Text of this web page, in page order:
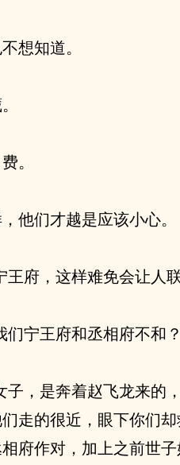
想知道。
。
他们才越是应该小心。
府，这样难免会让人
宁王府和丞相府不和
子，是奔着赵飞龙来的
走的很近，眼下你们
府作对，加上之前世